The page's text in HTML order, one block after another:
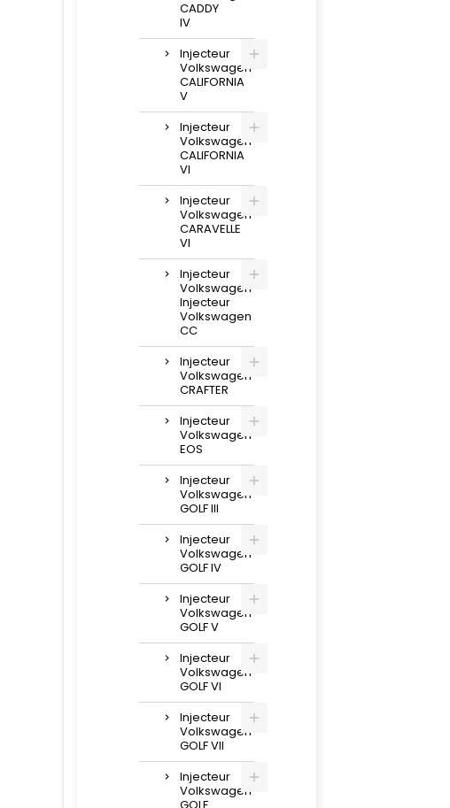
CADDY
IV
Injecteur
Volkswagen
CALIFORNIA
V
Injecteur
Volkswagen
CALIFORNIA
VI
Injecteur
Volkswagen
CARAVELLE
VI
Injecteur
Volkswagen
Injecteur
Volkswagen
CC
Injecteur
Volkswagen
CRAFTER
Injecteur
Volkswagen
EOS
Injecteur
Volkswagen
GOLF III
Injecteur
Volkswagen
GOLF IV
Injecteur
Volkswagen
GOLF V
Injecteur
Volkswagen
GOLF VI
Injecteur
Volkswagen
GOLF VII
Injecteur
Volkswagen